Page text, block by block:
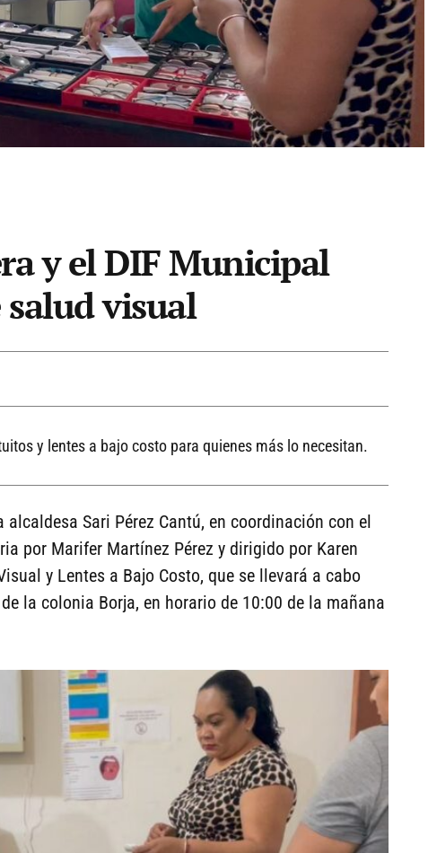
y el DIF Municipal
visual
y lentes a bajo costo para quienes más lo necesitan.
alcaldesa Sari Pérez Cantú, en coordinación con el
por Marifer Martínez Pérez y dirigido por Karen
y Lentes a Bajo Costo, que se llevará a cabo
la colonia Borja, en horario de 10:00 de la mañana